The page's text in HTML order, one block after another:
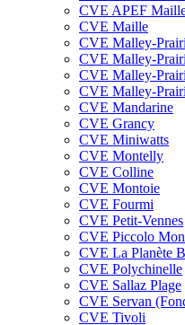
CVE APEF
CVE Maille
CVE Malley-
CVE Malley-
CVE Malley-
CVE Malley-
CVE Mandarine
CVE Grancy
CVE Miniwatts
CVE Montelly
CVE Colline
CVE Montoie
CVE Fourmi
CVE Petit-Vennes
CVE Piccolo
CVE La Planète
CVE Polychinelle
CVE Sallaz Plage
CVE Servan
CVE Tivoli